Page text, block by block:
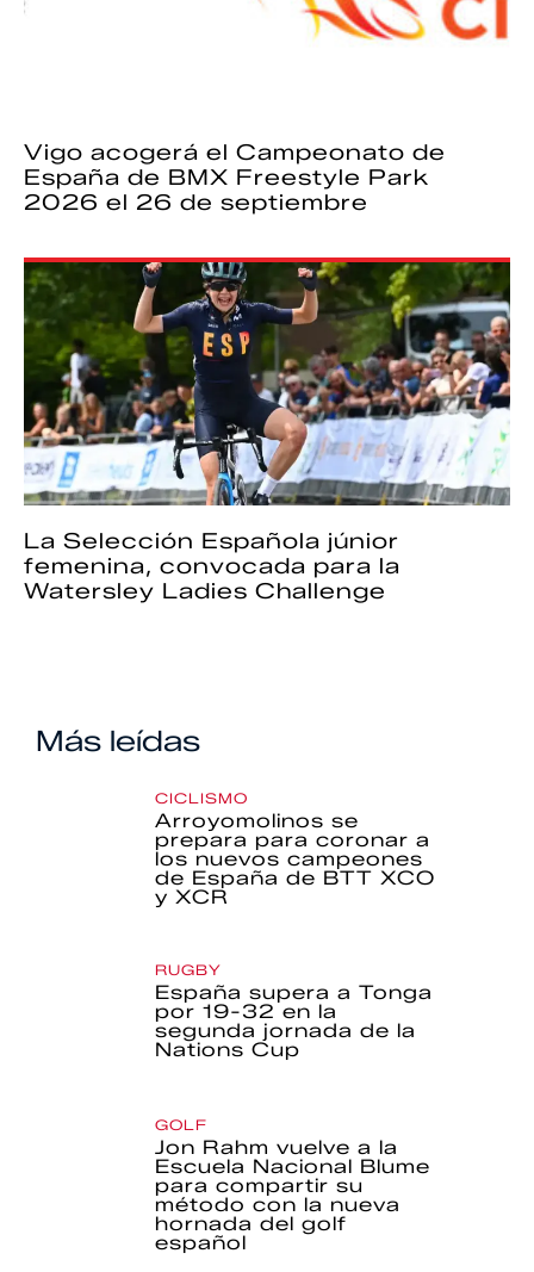
Vigo acogerá el Campeonato de
España de BMX Freestyle Park
2026 el 26 de septiembre
La Selección Española júnior
femenina, convocada para la
Watersley Ladies Challenge
Más leídas
CICLISMO
Arroyomolinos se
prepara para coronar a
los nuevos campeones
de España de BTT XCO
y XCR
RUGBY
España supera a Tonga
por 19-32 en la
segunda jornada de la
Nations Cup
GOLF
Jon Rahm vuelve a la
Escuela Nacional Blume
para compartir su
método con la nueva
hornada del golf
español